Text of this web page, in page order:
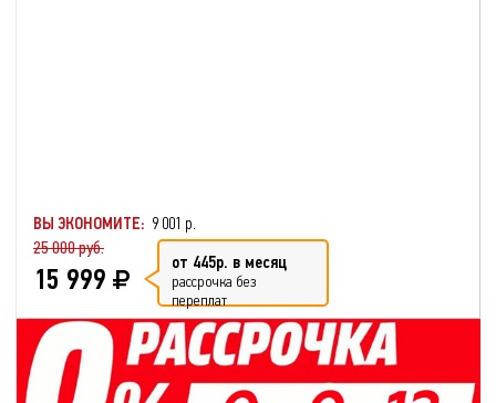
ВЫ ЭКОНОМИТЕ: 9 001 р.
25 000 руб.
15 999 от 445р. в месяц
рассрочка без
переплат